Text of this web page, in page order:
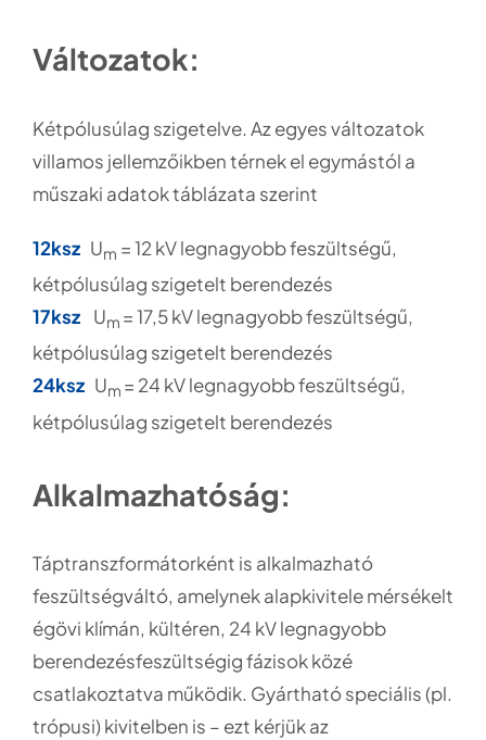
Változatok:
Kétpólusúlag szigetelve. Az egyes változatok
villamos jellemzőikben térnek el egymástól a
műszaki adatok táblázata szerint
12ksz Um = 12 kV legnagyobb feszültségű,
kétpólusúlag szigetelt berendezés
17ksz Um = 17,5 kV legnagyobb feszültségű,
kétpólusúlag szigetelt berendezés
24ksz Um = 24 kV legnagyobb feszültségű,
kétpólusúlag szigetelt berendezés
Alkalmazhatóság:
Táptranszformátorként is alkalmazható
feszültségváltó, amelynek alapkivitele mérsékelt
égövi klímán, kültéren, 24 kV legnagyobb
berendezésfeszültségig fázisok közé
csatlakoztatva működik. Gyártható speciális (pl.
trópusi) kivitelben is – ezt kérjük az